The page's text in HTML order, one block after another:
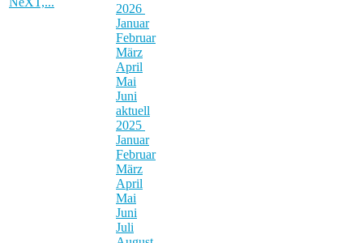
2026
Januar
Februar
März
April
Mai
Juni
aktuell
2025
Januar
Februar
März
April
Mai
Juni
Juli